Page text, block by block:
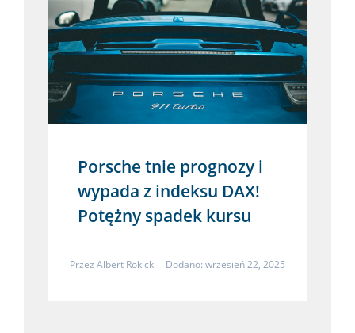
Porsche tnie prognozy i
wypada z indeksu DAX!
Potężny spadek kursu
Przez Albert Rokicki Dodano: wrzesień 22, 2025